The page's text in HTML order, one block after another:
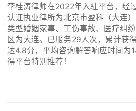
李桂涛律师在2022年入驻平台，经
认证执业律所为北京市盈科（大连
类型婚姻家事、工伤事故、医疗纠
区为大连。已服务29人次，累计获
达4.8分，平均咨询解答响应时间为
得平台特别推荐！